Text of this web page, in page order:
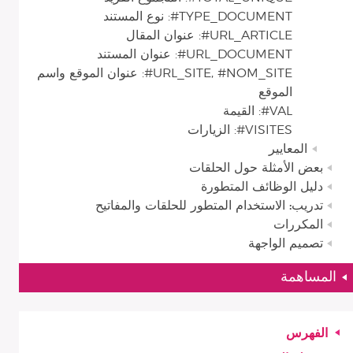
TYPE_DOCUMENT#: نوع المستند
URL_ARTICLE#: عنوان المقال
URL_DOCUMENT#: عنوان المستند
URL_SITE, #NOM_SITE#: عنوان الموقع واسم
الموقع
VAL#: القيمة
VISITES#: الزيارات
المعايير
بعض الأمثلة حول الحلقات
دليل الوظائف المتطورة
تدريب: الاستخدام المتطور للحلقات والمفاتيح
المكررات
تصميم الواجهة
المساهمة
الفهرس